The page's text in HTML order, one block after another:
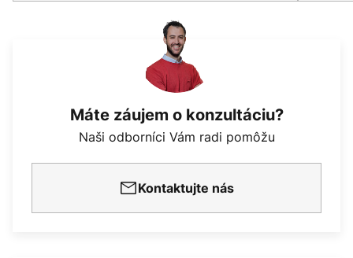
Máte záujem o konzultáciu?
Naši odborníci Vám radi pomôžu
Kontaktujte nás